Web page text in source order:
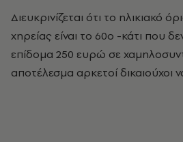
Διευκρινίζεται ότι το ηλικιακό
χηρείας είναι το 60ο -κάτι που
επίδομα 250 ευρώ σε
αποτέλεσμα αρκετοί δικαιούχοι